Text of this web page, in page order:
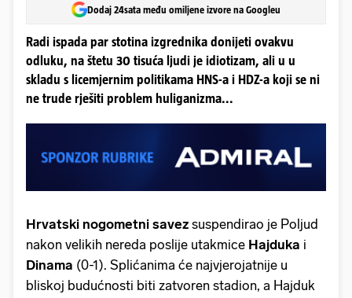
Dodaj 24sata među omiljene izvore na Googleu
Radi ispada par stotina izgrednika donijeti ovakvu
odluku, na štetu 30 tisuća ljudi je idiotizam, ali u u
skladu s licemjernim politikama HNS-a i HDZ-a koji se ni
ne trude rješiti problem huliganizma...
Hrvatski nogometni savez suspendirao je Poljud
nakon velikih nereda poslije utakmice Hajduka i
Dinama (0-1). Splićanima će najvjerojatnije u
bliskoj budućnosti biti zatvoren stadion, a Hajduk